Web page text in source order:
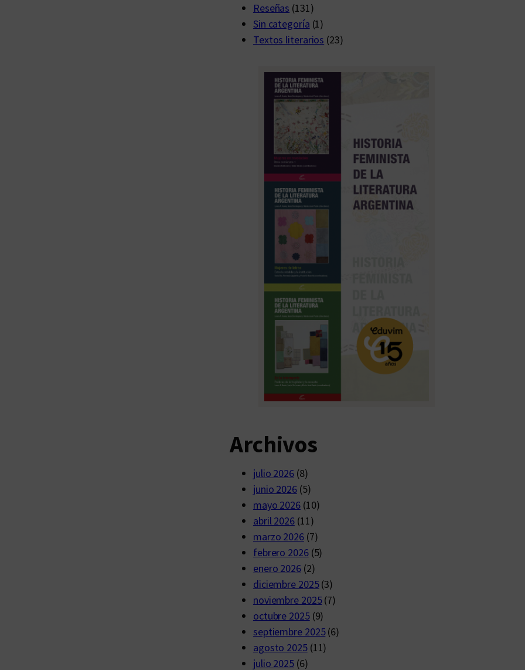
Reseñas (131)
Sin categoría (1)
Textos literarios (23)
Archivos
julio 2026(8)
junio 2026(5)
mayo 2026 (10)
abril 2026(11)
marzo 2026(7)
febrero 2026(5)
enero 2026(2)
diciembre 2025(3)
noviembre 2025(7)
octubre 2025(9)
septiembre 2025(6)
agosto 2025(11)
julio 2025(6)